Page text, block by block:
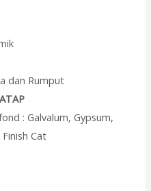
dan Rumput
: Galvalum, Gypsum,
Cat